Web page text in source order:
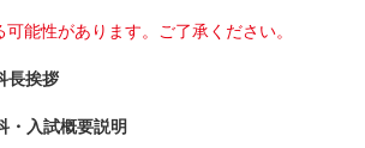
能性があります。ご了承ください。
長挨拶
入試概要説明